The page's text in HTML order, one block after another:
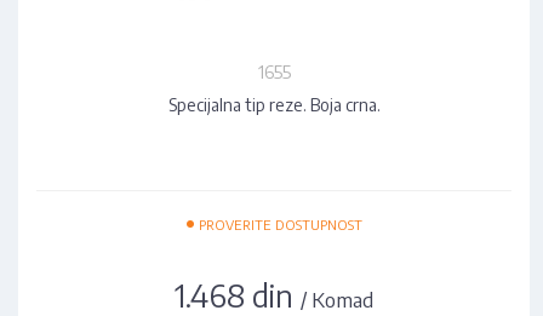
1655
Specijalna tip reze. Boja crna.
• PROVERITE DOSTUPNOST
1.468 din / Komad